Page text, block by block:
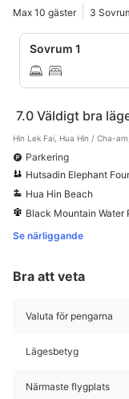
Max 10 gäster
3
Sovrum 1
7.0 Väldigt bra
Hin Lek Fai, Hua Hin / Cha-
Parkering
Hutsadin Elephant
Hua Hin Beach
Black Mountain Water
Se närliggande
Bra att veta
Valuta för pengarna
Lägesbetyg
Närmaste flygplats